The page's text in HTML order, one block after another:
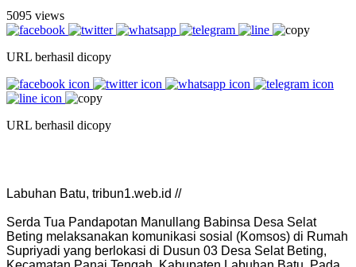
5095 views
URL berhasil dicopy
URL berhasil dicopy
Labuhan Batu, tribun1.web.id //
Serda Tua Pandapotan Manullang Babinsa Desa Selat
Beting melaksanakan komunikasi sosial (Komsos) di Rumah
Supriyadi yang berlokasi di Dusun 03 Desa Selat Beting,